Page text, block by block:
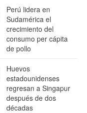
Perú lidera en
Sudamérica el
crecimiento del
consumo per cápita
de pollo
Huevos
estadounidenses
regresan a Singapur
después de dos
décadas